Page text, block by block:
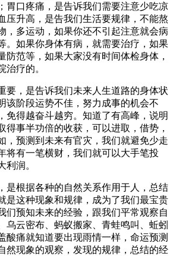
胃口疼痛，是告诉我们需要注意少吃凉
压升高，是告我们生活要规律，不能熬
，多运动，如果你还不引起注意就会病
。如果你身体有病，就需要治疗，如果
防范等，如果大家没有时间体检身体，
治疗的。
要，是告诉我们未来人生道路的身体状
该阶段运势不佳，努力成事的机会不
免得越奋斗越穷。知道了有高峰，说明
得事半功倍的收获，可以进取，借势，
，预测到未来有官灾，我们就避免少走
将有一笔横财，我们就可以大手笔投
利润。
是根据各种的自然关系作用于人，总结
是这种现象和规律，成为了我们最宝贵
们预知未来的经验，跟我们平常观察自
乌云密布、蚂蚁搬家、青蛙鸣叫、蚯蚓
酸痛就知道要出现雨情一样，命运预测
然现象的观察，发现的规律，总结的经